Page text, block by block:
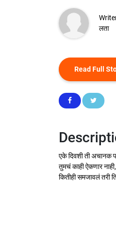
लता
Read Full
एके दिवशी ती अचानक
तुमचं काही ऐकणार
कितीही समजावलं तरी